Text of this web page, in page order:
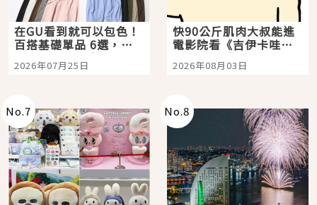
在GU看到就可以包色！
百搭基礎單品 6選，閉
眼全收也不心疼
2026年07月25日
快90公斤肌肉大叔能進
電影院看《吉伊卡哇》
嗎？日本重金屬樂團
「打首」會長與nagano
2026年08月03日
No.7 No.8